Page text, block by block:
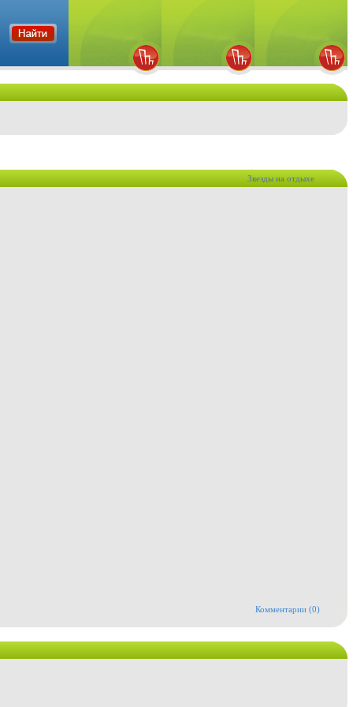
Звезды на отдыхе
Комментарии (0)